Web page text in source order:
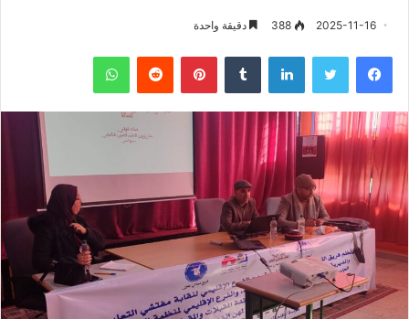
2025-11-16
388 دقيقة واحدة
فيسبوك لينكدإن بينتيريست